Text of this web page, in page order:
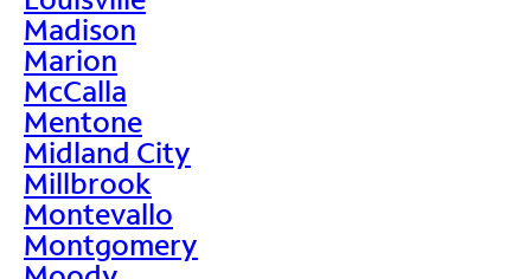
Madison
Marion
McCalla
Mentone
Midland City
Millbrook
Montevallo
Montgomery